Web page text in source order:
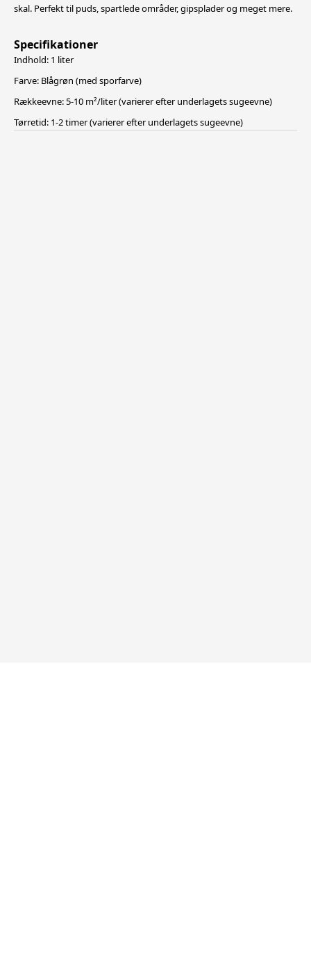
skal. Perfekt til puds, spartlede områder, gipsplader og meget mere.
Specifikationer
Indhold: 1 liter
Farve: Blågrøn (med sporfarve)
Rækkeevne: 5-10 m²/liter (varierer efter underlagets sugeevne)
Tørretid: 1-2 timer (varierer efter underlagets sugeevne)